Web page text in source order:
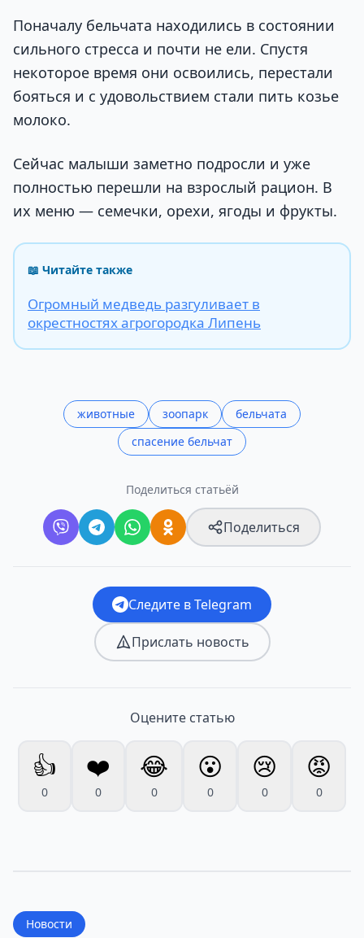
Поначалу бельчата находились в состоянии
сильного стресса и почти не ели. Спустя
некоторое время они освоились, перестали
бояться и с удовольствием стали пить козье
молоко.
Сейчас малыши заметно подросли и уже
полностью перешли на взрослый рацион. В
их меню — семечки, орехи, ягоды и фрукты.
📖 Читайте также
Огромный медведь разгуливает в
окрестностях агрогородка Липень
животные зоопарк
бельчата
спасение бельчат
Поделиться статьёй
Поделиться
Следите в Telegram
Прислать новость
Оцените статью
👍
0
❤️
0
😂
0
😮
0
😢
0
😡
0
Новости